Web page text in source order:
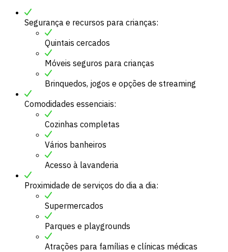
Segurança e recursos para crianças:
Quintais cercados
Móveis seguros para crianças
Brinquedos, jogos e opções de streaming
Comodidades essenciais:
Cozinhas completas
Vários banheiros
Acesso à lavanderia
Proximidade de serviços do dia a dia:
Supermercados
Parques e playgrounds
Atrações para famílias e clínicas médicas